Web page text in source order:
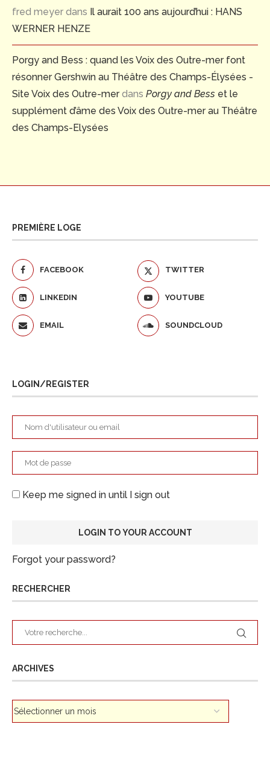
fred meyer dans Il aurait 100 ans aujourd’hui : HANS
WERNER HENZE
Porgy and Bess : quand les Voix des Outre-mer font
résonner Gershwin au Théâtre des Champs-Élysées -
Site Voix des Outre-merdans Porgy and Bess et le
supplément d’âme des Voix des Outre-mer au Théâtre
des Champs-Elysées
PREMIÈRE LOGE
FACEBOOK TWITTER
LINKEDIN YOUTUBE
EMAIL SOUNDCLOUD
LOGIN/REGISTER
Keep me signed in until I sign out
Forgot your password?
RECHERCHER
ARCHIVES